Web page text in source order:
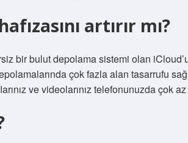
artırır mı?
bir bulut depolama sistemi olan
çok fazla alan tasarrufu
ve videolarınız telefonunuzda çok